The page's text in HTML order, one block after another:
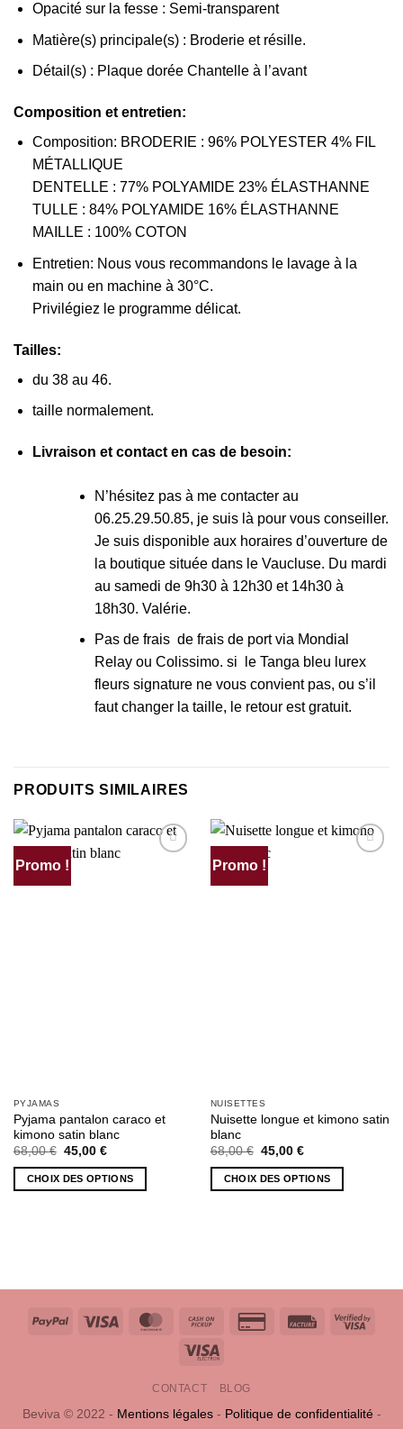
Opacité sur la fesse : Semi-transparent
Matière(s) principale(s) : Broderie et résille.
Détail(s) : Plaque dorée Chantelle à l’avant
Composition et entretien:
Composition: BRODERIE : 96% POLYESTER 4% FIL
MÉTALLIQUE
DENTELLE : 77% POLYAMIDE 23% ÉLASTHANNE
TULLE : 84% POLYAMIDE 16% ÉLASTHANNE
MAILLE : 100% COTON
Entretien: Nous vous recommandons le lavage à la
main ou en machine à 30°C.
Privilégiez le programme délicat.
Tailles:
du 38 au 46.
taille normalement.
Livraison et contact en cas de besoin:
N’hésitez pas à me contacter au
06.25.29.50.85, je suis là pour vous conseiller.
Je suis disponible aux horaires d’ouverture de
la boutique située dans le Vaucluse. Du mardi
au samedi de 9h30 à 12h30 et 14h30 à
18h30. Valérie.
Pas de frais de frais de port via Mondial
Relay ou Colissimo. si le Tanga bleu lurex
fleurs signature ne vous convient pas, ou s’il
faut changer la taille, le retour est gratuit.
PRODUITS SIMILAIRES
Promo !
PYJAMAS
Pyjama pantalon caraco et
kimono satin blanc
68,00€ Le
initial
était :
45,00 €Le
actuel
est :
CHOIX DES OPTIONS
options
Promo !
NUISETTES
Nuisette longue et kimono satin
blanc
68,00€ Le
initial
était :
45,00 €Le
actuel
est :
CHOIX DES OPTIONS
options
peuvent
être
sur
PayPal Visa MasterCardCash
Pickup
Credit
Facture Visa
Visa
CONTACT BLOG
Beviva © 2022 - Mentions légales- Politique de confidentialité-